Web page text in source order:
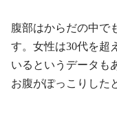
腹部はからだの中で
す。女性は30代を超
いるというデータも
お腹がぽっこりした